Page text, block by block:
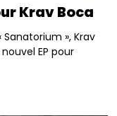
Krav Boca
Sanatorium », Krav
EP pour